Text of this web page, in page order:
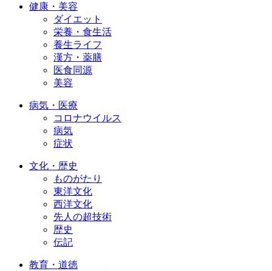
健康・美容
ダイエット
栄養・食生活
養生ライフ
漢方・薬膳
医食同源
美容
病気・医療
コロナウイルス
病気
症状
文化・歴史
ものがたり
東洋文化
西洋文化
先人の超技術
歴史
伝記
教育・道徳